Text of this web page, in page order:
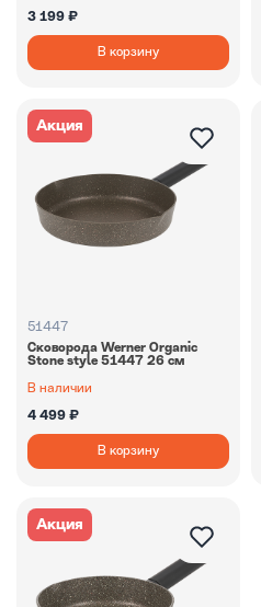
3 199 ₽
В корзину
Акция
51447
Сковорода Werner Organic
Stone style 51447 26 см
В наличии
4 499 ₽
В корзину
Акция